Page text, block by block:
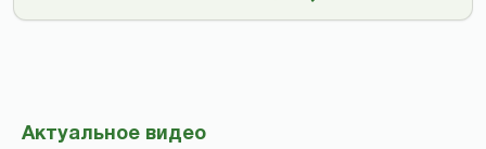
Актуальное видео